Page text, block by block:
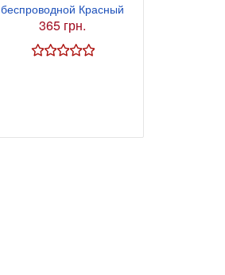
беспроводной Красный
365 грн.